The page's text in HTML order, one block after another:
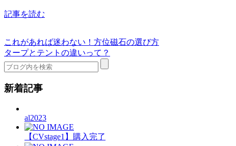
記事を読む
これがあれば迷わない！方位磁石の選び方
タープとテントの違いって？
新着記事
al2023
【CVstage1】購入完了